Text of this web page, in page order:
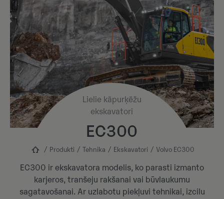
Lielie kāpurķēžu
ekskavatori
EC300
Produkti Tehnika Ekskavatori Volvo EC300
EC300 ir ekskavatora modelis, ko parasti izmanto
karjeros, tranšeju rakšanai vai būvlaukumu
sagatavošanai. Ar uzlabotu piekļuvi tehnikai, izcilu